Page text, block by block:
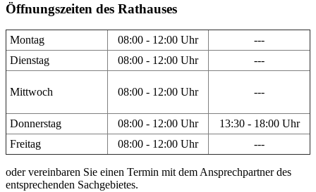
Öffnungszeiten des Rathauses
Montag 08:00 - 12:00 Uhr
---
Dienstag
08:00 - 12:00 Uhr ---
Mittwoch 08:00 - 12:00 Uhr ---
Donnerstag 08:00 - 12:00 Uhr
13:30 - 18:00 Uhr
Freitag
08:00 - 12:00 Uhr ---
oder vereinbaren Sie einen Termin mit dem Ansprechpartner des
entsprechenden Sachgebietes.